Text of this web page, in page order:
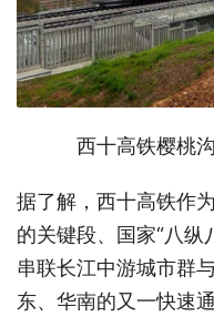
西十高铁樱桃
据了解，西十高铁作
的关键段、国家“八纵
串联长江中游城市群
东、华南的又一快速